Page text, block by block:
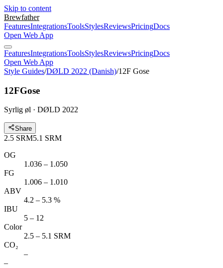
Skip to content
Brewfather
FeaturesIntegrationsToolsStylesReviewsPricingDocs
Open Web App
FeaturesIntegrationsToolsStylesReviewsPricingDocs
Open Web App
Style Guides/DØLD 2022 (Danish)/12F Gose
12FGose
Syrlig øl · DØLD 2022
Share
2.5 SRM5.1 SRM
OG
1.036 – 1.050
FG
1.006 – 1.010
ABV
4.2 – 5.3 %
IBU
5 – 12
Color
2.5 – 5.1 SRM
CO₂
–
–